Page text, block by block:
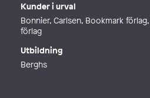
Kunder i urval
Bonnier, Carlsen, Bookmark
förlag
Utbildning
Berghs